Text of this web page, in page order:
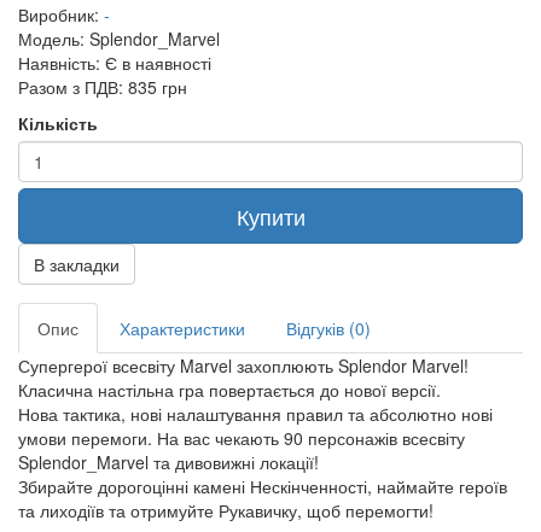
Виробник: -
Модель: Splendor_Marvel
Наявність: Є в наявності
Разом з ПДВ: 835 грн
Кількість
Купити
В закладки
Опис Характеристики
Відгуків (0)
Супергерої всесвіту Marvel захоплюють Splendor Marvel!
Класична настільна гра повертається до нової версії.
Нова тактика, нові налаштування правил та абсолютно нові
умови перемоги. На вас чекають 90 персонажів всесвіту
Splendor_Marvel та дивовижні локації!
Збирайте дорогоцінні камені Нескінченності, наймайте героїв
та лиходіїв та отримуйте Рукавичку, щоб перемогти!